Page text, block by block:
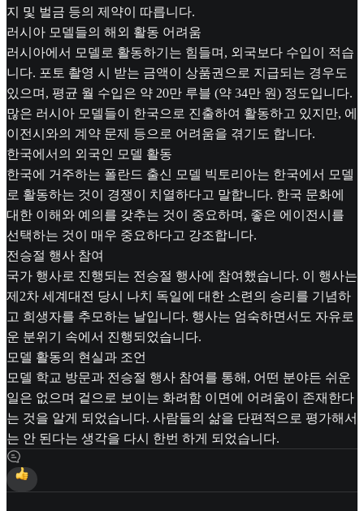
지 및 벌금 등의 제약이 따릅니다.
러시아 모델들의 해외 활동 어려움
러시아에서 모델로 활동하기는 힘들며, 외국보다 수입이 적습
니다. 포토 촬영 시 받는 금액이 상품권으로 지급되는 경우도
있으며, 평균 월 수입은 약 20만 루블 (약 34만 원) 정도입니다.
많은 러시아 모델들이 한국으로 진출하여 활동하고 있지만, 에
이전시와의 계약 문제 등으로 어려움을 겪기도 합니다.
한국에서의 외국인 모델 활동
한국에 거주하는 폴란드 출신 모델 빅토리아는 한국에서 모델
로 활동하는 것이 경쟁이 치열하다고 말합니다. 한국 문화에
대한 이해와 예의를 갖추는 것이 중요하며, 좋은 에이전시를
선택하는 것이 매우 중요하다고 강조합니다.
전승절 행사 참여
국가 행사로 진행되는 전승절 행사에 참여했습니다. 이 행사는
제2차 세계대전 당시 나치 독일에 대한 소련의 승리를 기념하
고 희생자를 추모하는 날입니다. 행사는 엄숙하면서도 자유로
운 분위기 속에서 진행되었습니다.
모델 활동의 현실과 조언
모델 학교 방문과 전승절 행사 참여를 통해, 어떤 분야든 쉬운
일은 없으며 겉으로 보이는 화려함 이면에 어려움이 존재한다
는 것을 알게 되었습니다. 사람들의 삶을 단편적으로 평가해서
는 안 된다는 생각을 다시 한번 하게 되었습니다.